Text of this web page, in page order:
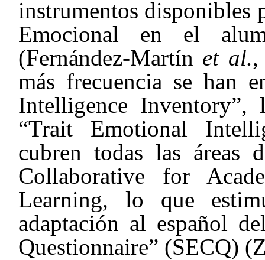
instrumentos disponibles
Emocional en el
(Fernández-Martín et al.,
más frecuencia se han
Intelligence
“Trait Emotional
cubren todas las áreas
Collaborative for
Learning, lo que
adaptación al español
Questionnaire” (SECQ)